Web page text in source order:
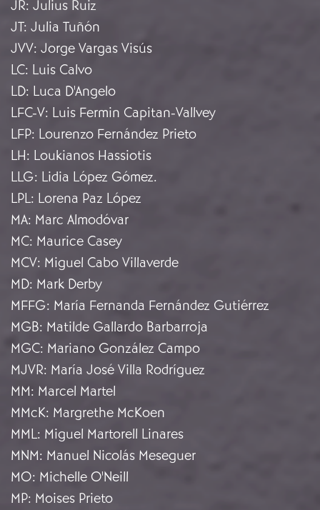
JR: Julius Ruiz
JT: Julia Tuñón
JVV: Jorge Vargas Visús
LC: Luis Calvo
LD: Luca D'Angelo
LFC-V: Luis Fermin Capitan-Vallvey
LFP: Lourenzo Fernández Prieto
LH: Loukianos Hassiotis
LLG: Lidia López Gómez.
LPL: Lorena Paz López
MA: Marc Almodóvar
MC: Maurice Casey
MCV: Miguel Cabo Villaverde
MD: Mark Derby
MFFG: María Fernanda Fernández Gutiérrez
MGB: Matilde Gallardo Barbarroja
MGC: Mariano González Campo
MJVR: María José Villa Rodríguez
MM: Marcel Martel
MMcK: Margrethe McKoen
MML: Miguel Martorell Linares
MNM: Manuel Nicolás Meseguer
MO: Michelle O'Neill
MP: Moises Prieto